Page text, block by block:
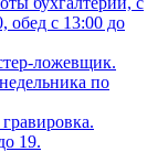
обед с 13:00 до
ложевщик.
по
19.